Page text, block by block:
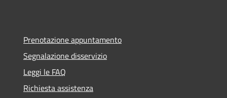
Prenotazione appuntamento
Segnalazione disservizio
Leggi le FAQ
Richiesta assistenza